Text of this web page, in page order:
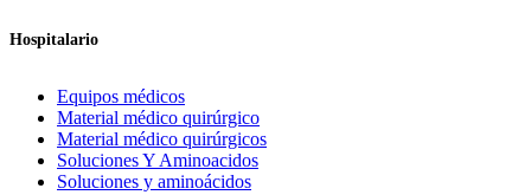
Hospitalario
Equipos médicos
Material médico quirúrgico
Material médico quirúrgicos
Soluciones Y Aminoacidos
Soluciones y aminoácidos